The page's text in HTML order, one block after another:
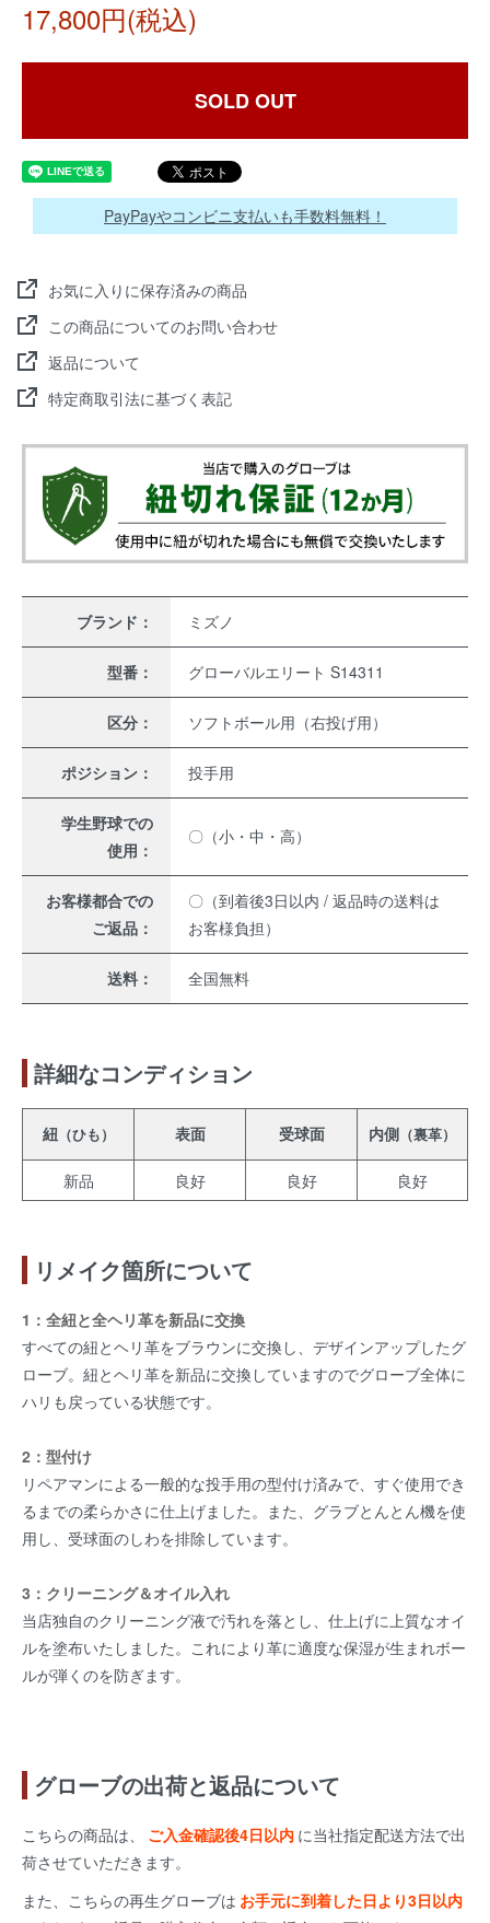
17,800円(税込)
SOLD OUT
PayPayやコンビニ支払いも手数料無料！
お気に入りに保存済みの商品
この商品についてのお問い合わせ
返品について
特定商取引法に基づく表記
ブランド： ミズノ
型番： グローバルエリート S14311
区分： ソフトボール用（右投げ用）
ポジション： 投手用
学生野球での
使用：
〇（小・中・高）
お客様都合での
ご返品：
〇（到着後3日以内 / 返品時の送料は
お客様負担）
送料： 全国無料
詳細なコンディション
紐（ひも） 表面 受球面 内側 （裏革）
新品 良好 良好 良好
リメイク箇所について
1：全紐と全ヘリ革を新品に交換
すべての紐とヘリ革をブラウンに交換し、デザインアップしたグ
ローブ。紐とヘリ革を新品に交換していますのでグローブ全体に
ハリも戻っている状態です。
2：型付け
リペアマンによる一般的な投手用の型付け済みで、すぐ使用でき
るまでの柔らかさに仕上げました。また、グラブとんとん機を使
用し、受球面のしわを排除しています。
3：クリーニング＆オイル入れ
当店独自のクリーニング液で汚れを落とし、仕上げに上質なオイ
ルを塗布いたしました。これにより革に適度な保湿が生まれボー
ルが弾くのを防ぎます。
グローブの出荷と返品について
こちらの商品は、 ご入金確認後4日以内 に当社指定配送方法で出
荷させていただきます。
また、こちらの再生グローブは お手元に到着した日より3日以内